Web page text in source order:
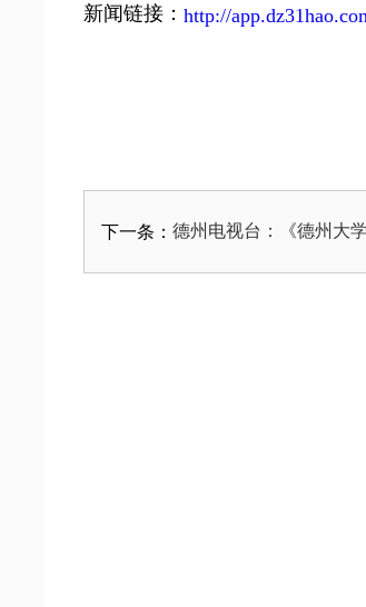
新闻链接：http://
下一条：德州电视台：《德州大